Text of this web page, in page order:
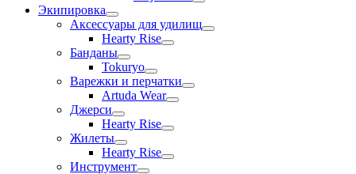
Экипировка
Аксессуары для удилищ
Hearty Rise
Банданы
Tokuryo
Варежки и перчатки
Artuda Wear
Джерси
Hearty Rise
Жилеты
Hearty Rise
Инструмент